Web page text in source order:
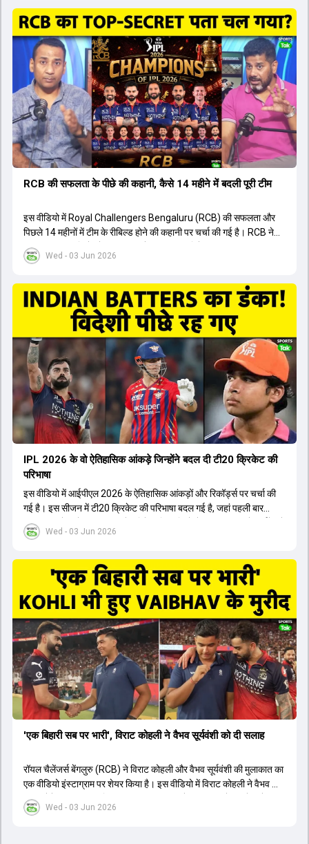
ऑस्ट्रेलियाई कप्तान के अनुसार, शुरुआत में लोगों को इस खिलाड़ी के प्रदर्शन पर
संदेह था, लेकिन अब उसने खुद को एक बेहतरीन बल्लेबाज साबित कर दिया है जो
गेंद को बाउंड्री के काफी पार मारने की क्षमता रखता है। वहीं, इंग्लैंड के पूर्व कप्तान
ने कहा कि टूर्नामेंट जीतने वाली टीम के अलावा इस सीजन की सबसे बड़ी बात इस
युवा खिलाड़ी का प्रदर्शन रहा है, जिसे देखने के लिए स्टेडियम में भारी भीड़ उमड़ती
थी। शानदार प्रदर्शन के बाद इस युवा खिलाड़ी को श्रीलंका में होने वाली
त्रिकोणीय सीरीज के लिए इंडिया ए टीम में भी शामिल कर लिया गया है।
Wed - 03 Jun 2026
RCB की सफलता के पीछे की कहानी, कैसे 14 महीने में बदली पूरी टीम
इस वीडियो में Royal Challengers Bengaluru (RCB) की सफलता और
पिछले 14 महीनों में टीम के रीबिल्ड होने की कहानी पर चर्चा की गई है। RCB ने
अपनी पुरानी गलतियों को स्वीकार करते हुए एक नया रिसेट बटन दबाया। टीम
मैनेजमेंट में Mo Bobat, Andy Flower, Dinesh Karthik और एनालिस्ट
के तहत Bhuvneshwar Kumar, Krunal Pandya और Rasikh Salam
जैसे भारतीय खिलाड़ियों को टीम में शामिल किया गया, जिन्होंने शानदार प्रदर्शन
किया। इसके अलावा, Virat Kohli की भूमिका में भी बदलाव देखा गया, जहां वह
अब टीम के युवा खिलाड़ियों के साथ ज्यादा जुड़े हुए नजर आते हैं। कप्तान Rajat
Patidar के नेतृत्व में टीम का कम्युनिकेशन बहुत स्पष्ट रहा है। एनालिस्ट से लेकर
मैनेजमेंट तक, सभी एक ही पेज पर रहते हैं, जिससे मैदान पर कोई कंफ्यूजन नहीं
होता। यही कारण है कि RCB ने लगातार सफलता हासिल की है।
Wed - 03 Jun 2026
IPL 2026 के वो ऐतिहासिक आंकड़े जिन्होंने बदल दी टी20 क्रिकेट की
परिभाषा
इस वीडियो में आईपीएल 2026 के ऐतिहासिक आंकड़ों और रिकॉर्ड्स पर चर्चा की
गई है। इस सीजन में टी20 क्रिकेट की परिभाषा बदल गई है, जहां पहली बार
भारतीय बल्लेबाजों का स्ट्राइक रेट विदेशी खिलाड़ियों से ज्यादा रहा। पूरे टूर्नामेंट में
1426 छक्के लगे और 65 बार टीमों ने 200 से ज्यादा का स्कोर बनाया, जो एक
स्ट्राइक रेट के साथ मोस्ट वैल्युएबल प्लेयर का खिताब जीता। इसके अलावा पंजाब
और बेंगलुरु के प्रदर्शन के साथ-साथ लक्ष्य का पीछा करने वाली टीमों की सफलता
के आंकड़ों का भी विश्लेषण किया गया है।
Wed - 03 Jun 2026
'एक बिहारी सब पर भारी', विराट कोहली ने वैभव सूर्यवंशी को दी सलाह
रॉयल चैलेंजर्स बेंगलुरु (RCB) ने विराट कोहली और वैभव सूर्यवंशी की मुलाकात का
एक वीडियो इंस्टाग्राम पर शेयर किया है। इस वीडियो में विराट कोहली ने वैभव को
सलाह देते हुए कहा, 'एक बिहारी सब पर भारी। बस गेम खत्म।' कोहली ने उन्हें खुद
पर विश्वास रखने और नकारात्मक बातों पर ध्यान न देने की सलाह दी। आईपीएल